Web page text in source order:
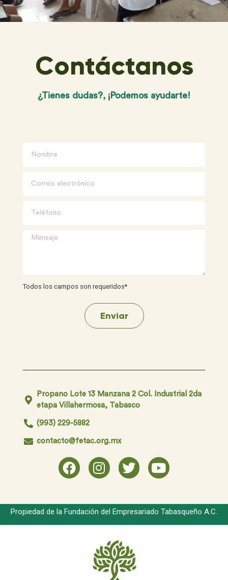
Contáctanos
¿Tienes dudas?, ¡Podemos ayudarte!
Todos los campos son requeridos*
Enviar
Propano Lote 13 Manzana 2 Col. Industrial 2da
etapa Villahermosa, Tabasco
(993) 229-5882
contacto@fetac.org.mx
Propiedad de la Fundación del Empresariado Tabasqueño A.C.